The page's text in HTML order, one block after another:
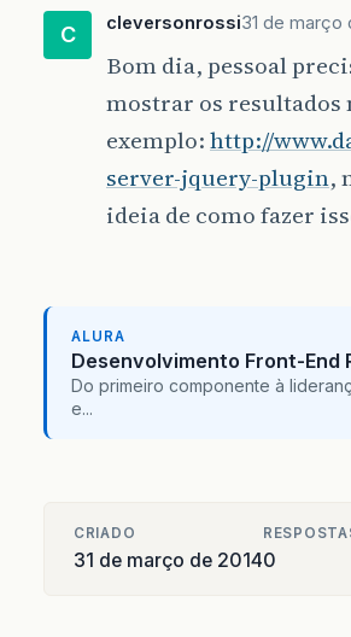
C cleversonrossi31 de março
Bom dia, pessoal
mostrar os resultados
exemplo:http://
server-jquery-plugin,
ideia de como fazer
ALURA
Desenvolvimento Front-End
Do primeiro componente à
e...
CRIADO
31 de março de 20140